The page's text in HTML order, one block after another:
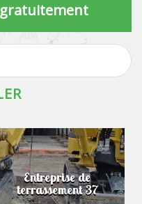
Entreprise de
terrassement 37